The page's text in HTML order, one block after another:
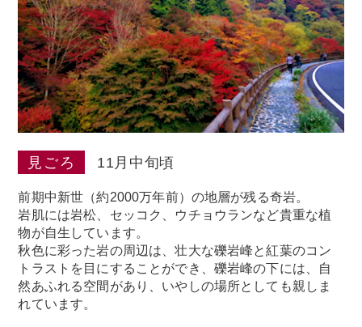
見ごろ 11月中旬頃
前期中新世（約2000万年前）の地層が残る奇岩。
岩肌には岩松、セッコク、ウチョウランなど貴重な植
物が自生しています。
秋色に彩った岩の周辺は、壮大な礫岩峰と紅葉のコン
トラストを目にすることができ、礫岩峰の下には、自
然あふれる空間があり、いやしの場所としても親しま
れています。